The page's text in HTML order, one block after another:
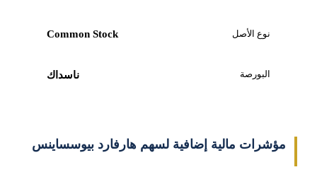
نوع الأصل Common Stock
البورصة ناسداك
مؤشرات مالية إضافية لسهم هارفارد بيوسساينس